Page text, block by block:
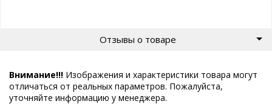
Отзывы о товаре
Внимание!!! Изображения и характеристики товара могут
отличаться от реальных параметров. Пожалуйста,
уточняйте информацию у менеджера.